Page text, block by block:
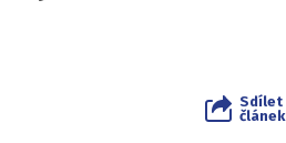
Sdílet
článek